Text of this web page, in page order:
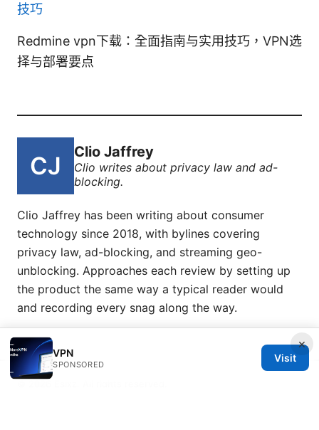
技巧
Redmine vpn下载：全面指南与实用技巧，VPN选
择与部署要点
Clio Jaffrey
Clio writes about privacy law and ad-
blocking.
Clio Jaffrey has been writing about consumer
technology since 2018, with bylines covering
privacy law, ad-blocking, and streaming geo-
unblocking. Approaches each review by setting up
the product the same way a typical reader would
and recording every snag along the way.
×
VPN
SPONSORED
Visit
© 2026 Esixz. All rights reserved.